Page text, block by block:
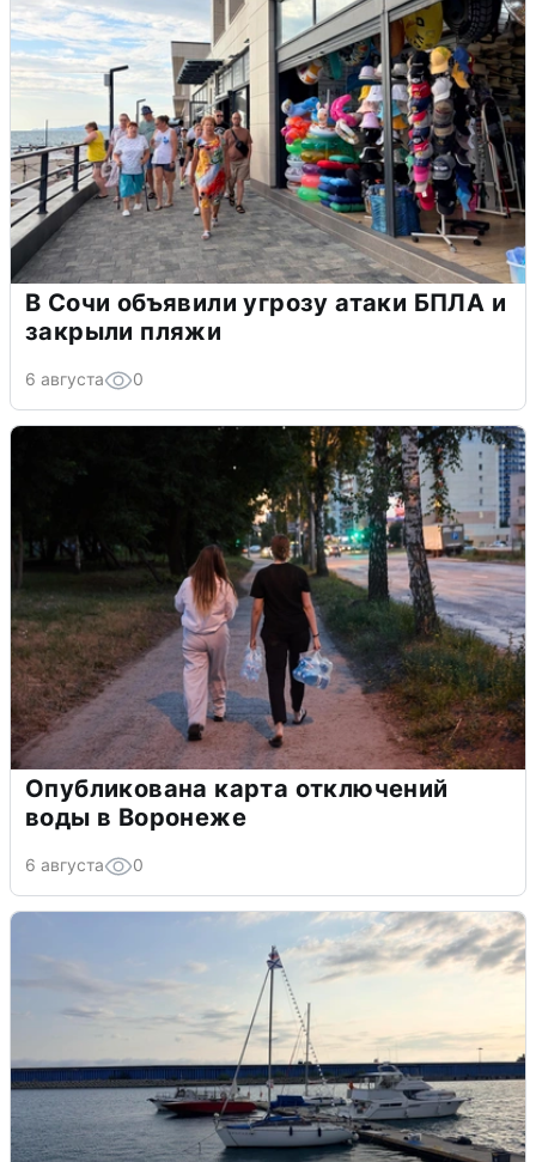
В Сочи объявили угрозу атаки БПЛА и
закрыли пляжи
6 августа 0
Опубликована карта отключений
воды в Воронеже
6 августа 0